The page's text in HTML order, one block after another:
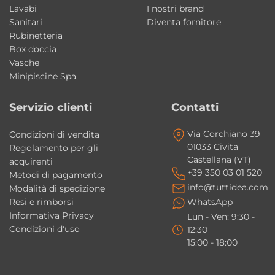
sifone e tubo flessibile di scarico per
un’installazione pratica e funzionale.
Made in Italy Kerasan
Il lavabo Aquatech fa parte della produzione
costruttiva, innovazione e attenzione ai
Caratteristiche principali
Tipologia: lavabo freestanding
Collezione: Aquatech
Brand: Kerasan
Designer: Massimiliano Cicconi
Lavabi
Sanitari
Rubinetteria
Box doccia
Vasche
Minipiscine Spa
I nostri brand
Diventa fornitore
Servizio clienti
Condizioni di vendita
Regolamento per gli
acquirenti
Metodi di pagamento
Modalità di spedizione
Resi e rimborsi
Informativa Privacy
Condizioni d'uso
Contatti
Via Corchiano 39
01033 Civita
Castellana (VT)
+39 350 03 01 520
info@tuttidea.com
WhatsApp
Lun - Ven: 9:30 -
12:30
15:00 - 18:00